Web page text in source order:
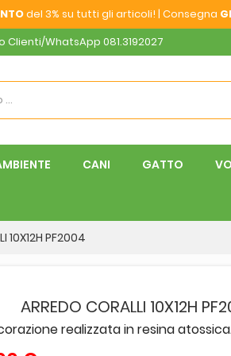
del 3% su tutti gli articoli! | Consegna
Clienti/WhatsApp 081.3192027
CANI GATTO
10X12H PF2004
ARREDO CORALLI 10X12H
realizzata in resina